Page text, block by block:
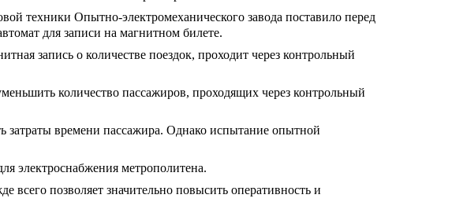
техники Опытно-электромеханического завода поставило перед
для записи на магнитном билете.
запись о количестве поездок, проходит через контрольный
количество пассажиров, проходящих через контрольный
времени пассажира. Однако испытание опытной
электроснабжения метрополитена.
всего позволяет значительно повысить оперативность и